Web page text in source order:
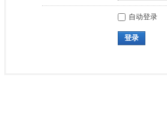
自动登录
登录